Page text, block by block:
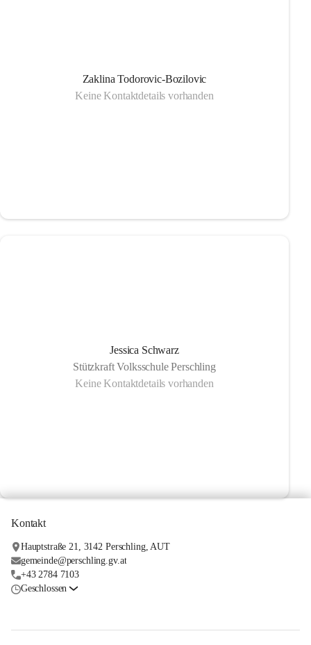
Zaklina Todorovic-Bozilovic
Keine Kontaktdetails vorhanden
Jessica Schwarz
Stützkraft Volksschule Perschling
Keine Kontaktdetails vorhanden
Kontakt
Hauptstraße 21, 3142 Perschling, AUT
gemeinde@perschling.gv.at
+43 2784 7103
Geschlossen